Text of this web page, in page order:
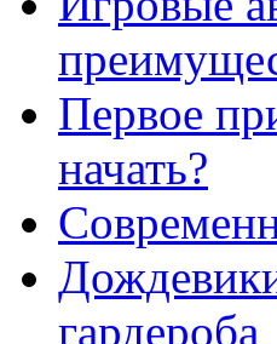
Первое
начать?
гардероба